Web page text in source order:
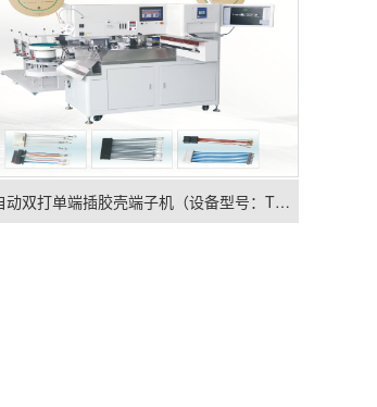
全自动双打单端插胶壳端子机（设备型号：TYDC-K-A601）